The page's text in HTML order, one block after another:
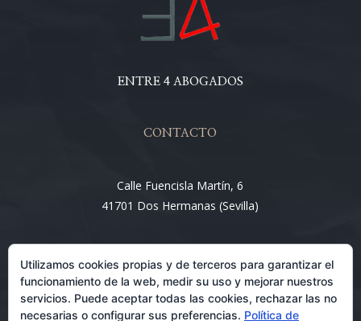
ENTRE 4 ABOGADOS
CONTACTO
Calle Fuencisla Martín, 6
41701 Dos Hermanas (Sevilla)
info@entre4abogados.com
Utilizamos cookies propias y de terceros para garantizar el
funcionamiento de la web, medir su uso y mejorar nuestros
servicios. Puede aceptar todas las cookies, rechazar las no
necesarias o configurar sus preferencias. Política de